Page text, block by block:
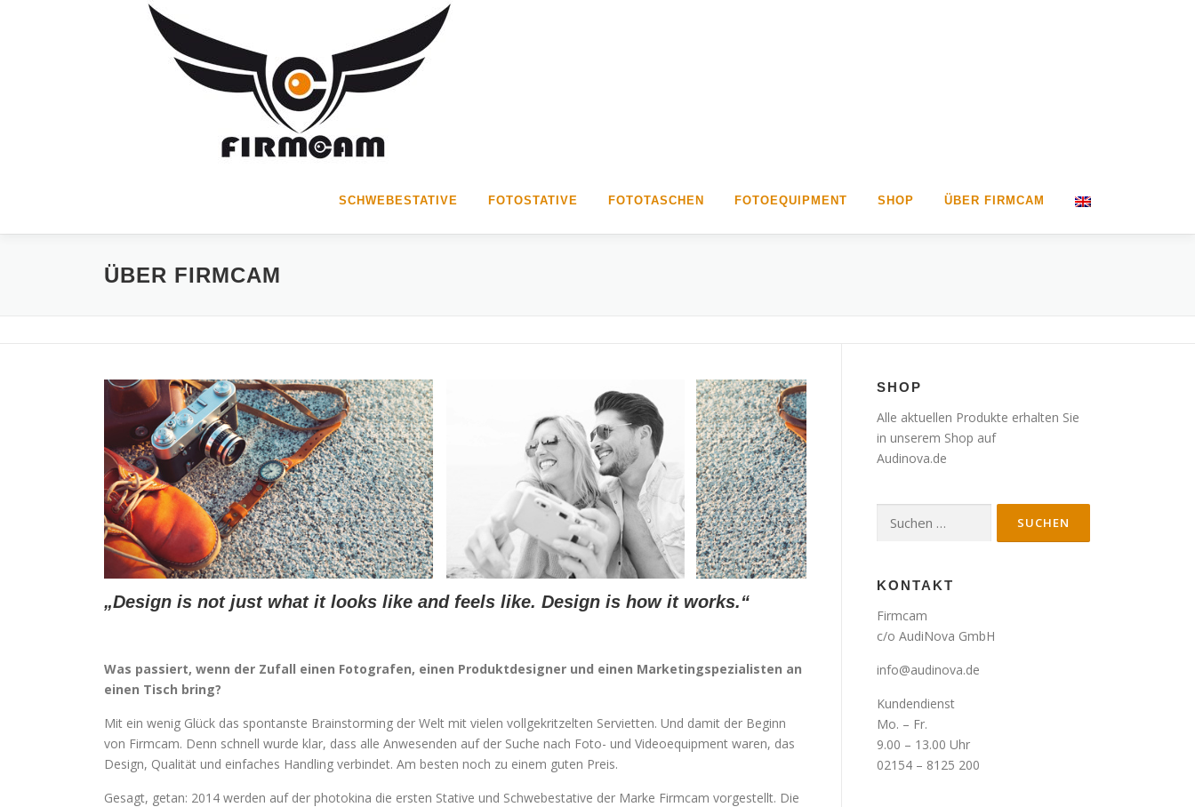
SCHWEBESTATIVE FOTOSTATIVE FOTOTASCHEN FOTOEQUIPMENT SHOP ÜBER FIRMCAM
ÜBER FIRMCAM
„Design is not just what it looks like and feels like. Design is how it works.“
Was passiert, wenn der Zufall einen Fotografen, einen Produktdesigner und einen Marketingspezialisten an
einen Tisch bring?
Mit ein wenig Glück das spontanste Brainstorming der Welt mit vielen vollgekritzelten Servietten. Und damit der Beginn
von Firmcam. Denn schnell wurde klar, dass alle Anwesenden auf der Suche nach Foto- und Videoequipment waren, das
Design, Qualität und einfaches Handling verbindet. Am besten noch zu einem guten Preis.
Gesagt, getan: 2014 werden auf der photokina die ersten Stative und Schwebestative der Marke Firmcam vorgestellt. Die
SHOP
Alle aktuellen Produkte erhalten Sie
in unserem Shop auf
Audinova.de
nach:
KONTAKT
Firmcam
c/o AudiNova GmbH
info@audinova.de
Kundendienst
Mo. – Fr.
9.00 – 13.00 Uhr
02154 – 8125 200